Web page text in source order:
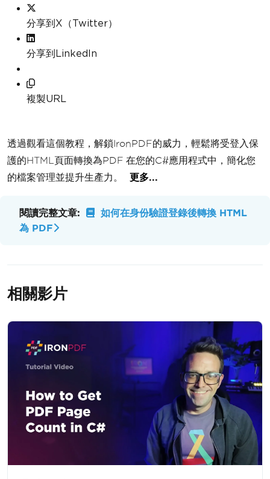
分享到X（Twitter）
分享到LinkedIn
複製URL
透過觀看這個教程，解鎖IronPDF的威力，輕鬆將受登入保
護的HTML頁面轉換為PDF 在您的C#應用程式中，簡化您
的檔案管理並提升生產力。
更多...
閱讀完整文章:
如何在身份驗證登錄後轉換 HTML
為 PDF
相關影片